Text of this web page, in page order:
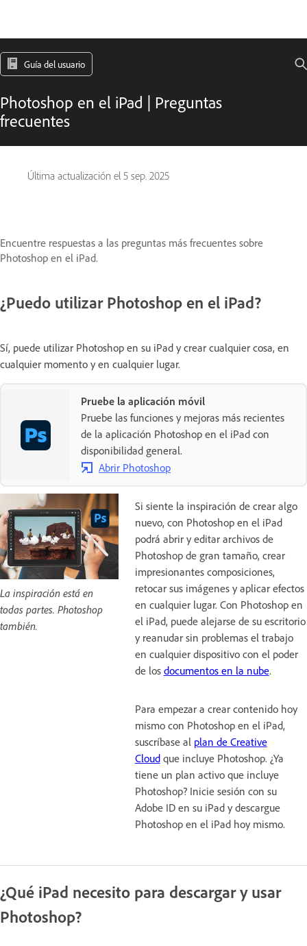
Guía del usuario
Photoshop en el iPad | Preguntas
frecuentes
Última actualización el 5 sep. 2025
Encuentre respuestas a las preguntas más frecuentes sobre
Photoshop en el iPad.
¿Puedo utilizar Photoshop en el iPad?
Sí, puede utilizar Photoshop en su iPad y crear cualquier cosa, en
cualquier momento y en cualquier lugar.
Pruebe la aplicación móvil
Pruebe las funciones y mejoras más recientes
de la aplicación Photoshop en el iPad con
disponibilidad general.
Abrir Photoshop
La inspiración está en
todas partes. Photoshop
también.
Si siente la inspiración de crear algo
nuevo, con Photoshop en el iPad
podrá abrir y editar archivos de
Photoshop de gran tamaño, crear
impresionantes composiciones,
retocar sus imágenes y aplicar efectos
en cualquier lugar. Con Photoshop en
el iPad, puede alejarse de su escritorio
y reanudar sin problemas el trabajo
en cualquier dispositivo con el poder
de los documentos en la nube.
Para empezar a crear contenido hoy
mismo con Photoshop en el iPad,
suscríbase al plan de Creative
Cloudque incluye Photoshop. ¿Ya
tiene un plan activo que incluye
Photoshop? Inicie sesión con su
Adobe ID en su iPad y descargue
Photoshop en el iPad hoy mismo.
¿Qué iPad necesito para descargar y usar
Photoshop?